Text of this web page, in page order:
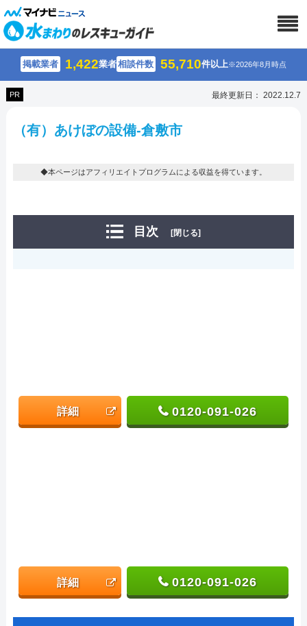
掲載業者 1,422業者相談件数 55,710件以上※2026年8月時点
PR 最終更新日： 2022.12.7
（有）あけぼの設備-倉敷市
◆本ページはアフィリエイトプログラムによる収益を得ています。
目次 [閉じる]
詳細 0120-091-026
詳細 0120-091-026